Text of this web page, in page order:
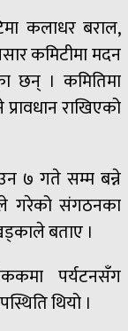
कलाधर बराल,
कमिटीमा मदन
छन् । कमितिमा
राखिएको
७ गते सम्म बन्ने
गरेको संगठनका
बताए ।
पर्यटनसँग
थियो ।